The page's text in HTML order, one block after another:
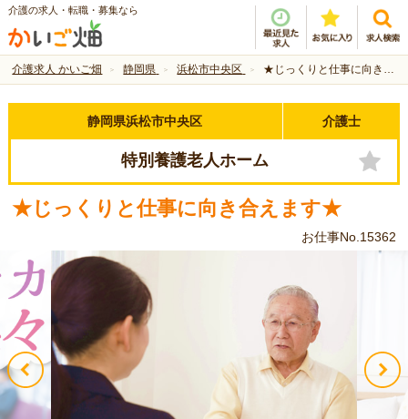
介護の求人・転職・募集なら
介護求人 かいご畑 静岡県 浜松市中央区 ★じっくりと仕事に向き合えます★
静岡県浜松市中央区 介護士
特別養護老人ホーム
★じっくりと仕事に向き合えます★
お仕事No.15362